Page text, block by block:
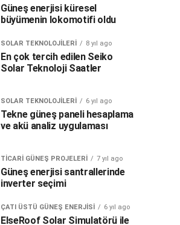
Güneş enerjisi küresel
büyümenin lokomotifi oldu
SOLAR TEKNOLOJILERI 8 yıl ago
En çok tercih edilen Seiko
Solar Teknoloji Saatler
SOLAR TEKNOLOJILERI 6 yıl ago
Tekne güneş paneli hesaplama
ve akü analiz uygulaması
TICARI GÜNEŞ PROJELERI 7 yıl ago
Güneş enerjisi santrallerinde
inverter seçimi
ÇATI ÜSTÜ GÜNEŞ ENERJISI 6 yıl ago
ElseRoof Solar Simulatörü ile